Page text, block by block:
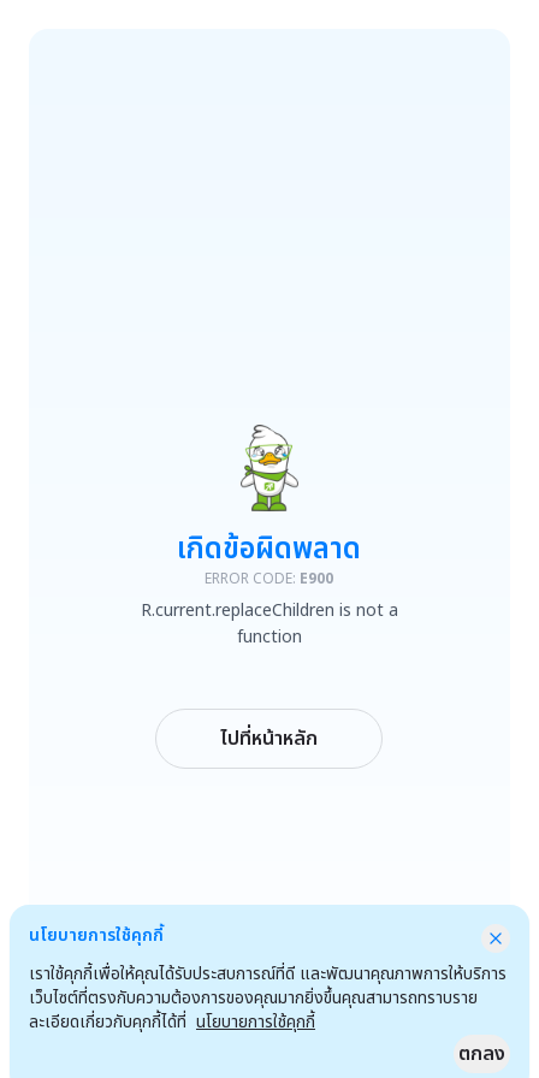
R.current.replaceChildren is not a function
เกิดข้อผิดพลาด
ERROR CODE: E900
R.current.replaceChildren is not a
function
ไปที่หน้าหลัก
นโยบายการใช้คุกกี้
เราใช้คุกกี้เพื่อให้คุณได้รับประสบการณ์ที่ดี และพัฒนาคุณภาพการให้บริการ
เว็บไซต์ที่ตรงกับความต้องการของคุณมากยิ่งขึ้นคุณสามารถทราบราย
ละเอียดเกี่ยวกับคุกกี้ได้ที่ นโยบายการใช้คุกกี้
ตกลง